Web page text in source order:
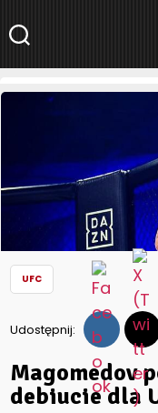
NaszeMMA.pl»
UFC
Udostępnij:
Magomedov
debiucie dla